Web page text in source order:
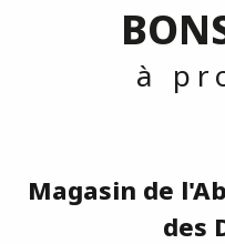
à
Magasin de
des